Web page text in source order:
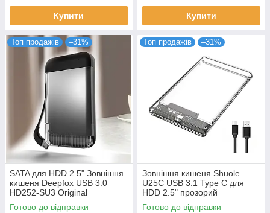
Купити Купити
Топ продажів –31%
SATA для HDD 2.5" Зовнішня
кишеня Deepfox USB 3.0
HD252-SU3 Original
Готово до відправки
Топ продажів –31%
Зовнішня кишеня Shuole
U25C USB 3.1 Type C для
HDD 2.5" прозорий
Готово до відправки